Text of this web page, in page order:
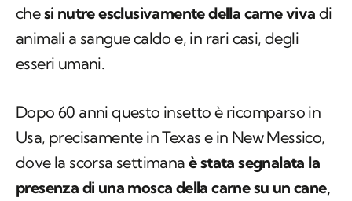
chesi nutre esclusivamente della carne viva di
animali a sangue caldo e, in rari casi, degli
esseri umani.
Dopo 60 anni questo insetto è ricomparso in
Usa, precisamente in Texas e in New Messico,
dove la scorsa settimana è stata segnalata la
presenza di una mosca della carne su un cane,